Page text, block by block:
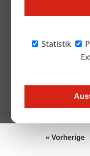
Statistik
Keine Beiträge von
« Vorherige